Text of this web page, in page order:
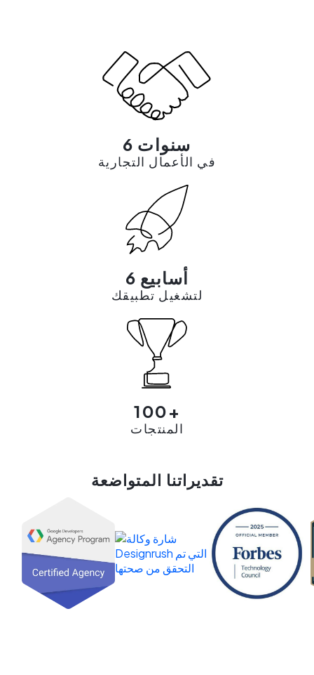
6 سنوات
في الأعمال التجارية
6 أسابيع
لتشغيل تطبيقك
100+
المنتجات
تقديراتنا المتواضعة